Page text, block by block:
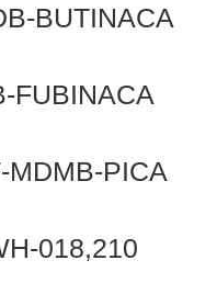
BUTINACA
FUBINACA
MDMB-PICA
018,210